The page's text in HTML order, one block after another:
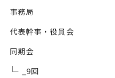
事務局
代表幹事・役員会
同期会
_9回